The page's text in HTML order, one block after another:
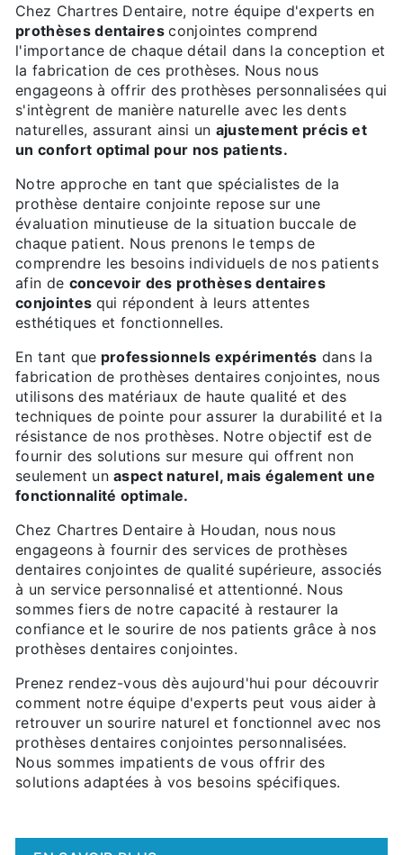
Chez Chartres Dentaire, notre équipe d'experts en
prothèses dentairesconjointes comprend
l'importance de chaque détail dans la conception et
la fabrication de ces prothèses. Nous nous
engageons à offrir des prothèses personnalisées qui
s'intègrent de manière naturelle avec les dents
naturelles, assurant ainsi un ajustement précis et
un confort optimal pour nos patients.
Notre approche en tant que spécialistes de la
prothèse dentaire conjointe repose sur une
évaluation minutieuse de la situation buccale de
chaque patient. Nous prenons le temps de
comprendre les besoins individuels de nos patients
afin de concevoir des prothèses dentaires
conjointes qui répondent à leurs attentes
esthétiques et fonctionnelles.
En tant que professionnels expérimentés dans la
fabrication de prothèses dentaires conjointes, nous
utilisons des matériaux de haute qualité et des
techniques de pointe pour assurer la durabilité et la
résistance de nos prothèses. Notre objectif est de
fournir des solutions sur mesure qui offrent non
seulement unaspect naturel, mais également une
fonctionnalité optimale.
Chez Chartres Dentaire à Houdan, nous nous
engageons à fournir des services de prothèses
dentaires conjointes de qualité supérieure, associés
à un service personnalisé et attentionné. Nous
sommes fiers de notre capacité à restaurer la
confiance et le sourire de nos patients grâce à nos
prothèses dentaires conjointes.
Prenez rendez-vous dès aujourd'hui pour découvrir
comment notre équipe d'experts peut vous aider à
retrouver un sourire naturel et fonctionnel avec nos
prothèses dentaires conjointes personnalisées.
Nous sommes impatients de vous offrir des
solutions adaptées à vos besoins spécifiques.